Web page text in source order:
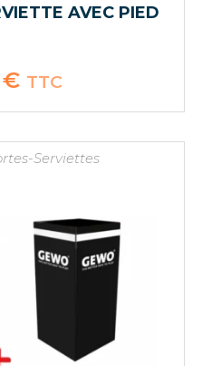
AVEC PIED
€ TTC
Serviettes